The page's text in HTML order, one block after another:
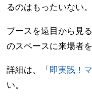
るのはもったいない。
ブースを遠目から見
のスペースに来場者
詳細は、「 即実践！
い。